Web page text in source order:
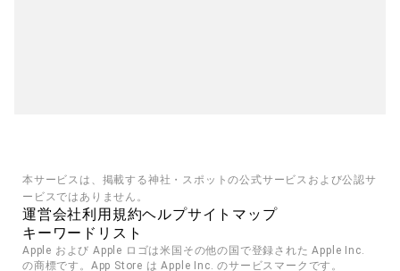
本サービスは、掲載する神社・スポットの公式サービスおよび公認サ
ービスではありません。
運営会社利用規約ヘルプサイトマップ
キーワードリスト
Apple および Apple ロゴは米国その他の国で登録された Apple Inc.
の商標です。App Store は Apple Inc. のサービスマークです。